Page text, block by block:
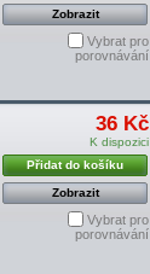
Zobrazit
Vybrat pro
porovnávání
36 Kč
K dispozici
Přidat do košíku
Zobrazit
Vybrat pro
porovnávání